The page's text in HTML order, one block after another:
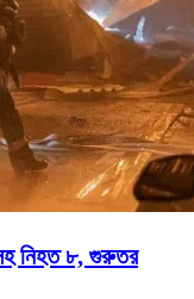
নিহত ৮, গুরুতর